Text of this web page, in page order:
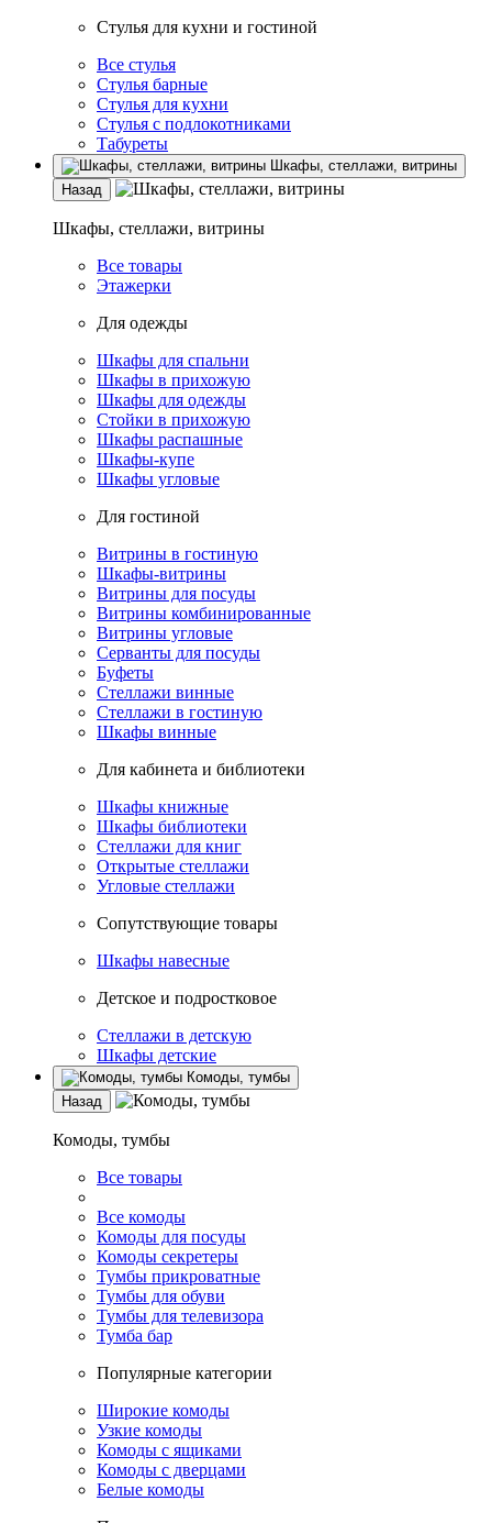
Стулья для кухни и гостиной
Все стулья
Стулья барные
Стулья для кухни
Стулья с подлокотниками
Табуреты
Шкафы, стеллажи, витрины
Назад
Шкафы, стеллажи, витрины
Все товары
Этажерки
Для одежды
Шкафы для спальни
Шкафы в прихожую
Шкафы для одежды
Стойки в прихожую
Шкафы распашные
Шкафы-купе
Шкафы угловые
Для гостиной
Витрины в гостиную
Шкафы-витрины
Витрины для посуды
Витрины комбинированные
Витрины угловые
Серванты для посуды
Буфеты
Стеллажи винные
Стеллажи в гостиную
Шкафы винные
Для кабинета и библиотеки
Шкафы книжные
Шкафы библиотеки
Стеллажи для книг
Открытые стеллажи
Угловые стеллажи
Сопутствующие товары
Шкафы навесные
Детское и подростковое
Стеллажи в детскую
Шкафы детские
Комоды, тумбы
Назад
Комоды, тумбы
Все товары
Все комоды
Комоды для посуды
Комоды секретеры
Тумбы прикроватные
Тумбы для обуви
Тумбы для телевизора
Тумба бар
Популярные категории
Широкие комоды
Узкие комоды
Комоды с ящиками
Комоды с дверцами
Белые комоды